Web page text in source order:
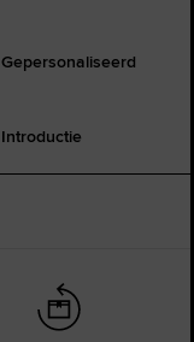
Gepersonaliseerd
Introductie